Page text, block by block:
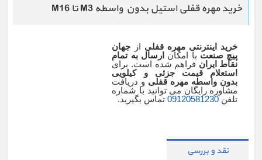
خرید مهره قفلی استیل بدون واسطه M3 تا M16
خرید اینترنتی مهره قفلی از
جهان
پیچ صنعت با امکان
ارسال به تمام
نقاط ایران فراهم شده است. برای
استعلام قیمت جزئی و کیلویی
بدون واسطه مهره قفلی و دریافت
مشاوره رایگان می توانید با شماره
تلفن 09120581230تماس بگیرید.
نقد و بررسی